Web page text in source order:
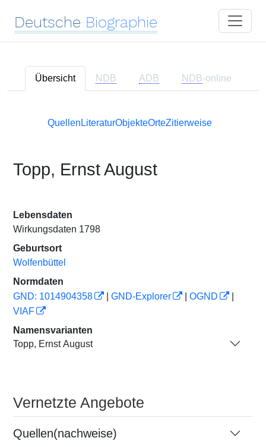
Deutsche Biographie
Übersicht NDB ADB NDB-online
Quellen LiteraturObjekteOrteZitierweise
Topp, Ernst August
Lebensdaten
Wirkungsdaten 1798
Geburtsort
Wolfenbüttel
Normdaten
GND: 1014904358
GND-Explorer OGND
VIAF
Namensvarianten
Topp, Ernst August
Vernetzte Angebote
Quellen(nachweise)